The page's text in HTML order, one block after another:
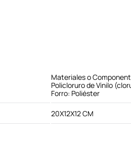
Materiales o
Policloruro de Vinilo
Forro: Poliéster
20X12X12 CM